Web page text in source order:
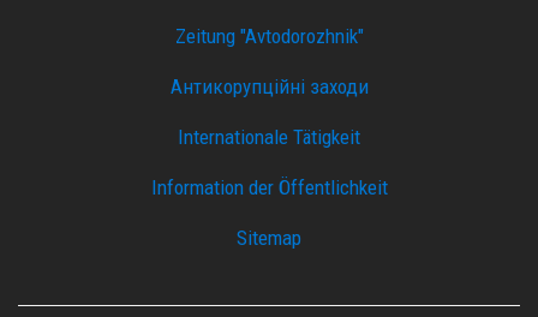
Zeitung "Avtodorozhnik"
Антикорупційні заходи
Internationale Tätigkeit
Information der Öffentlichkeit
Sitemap